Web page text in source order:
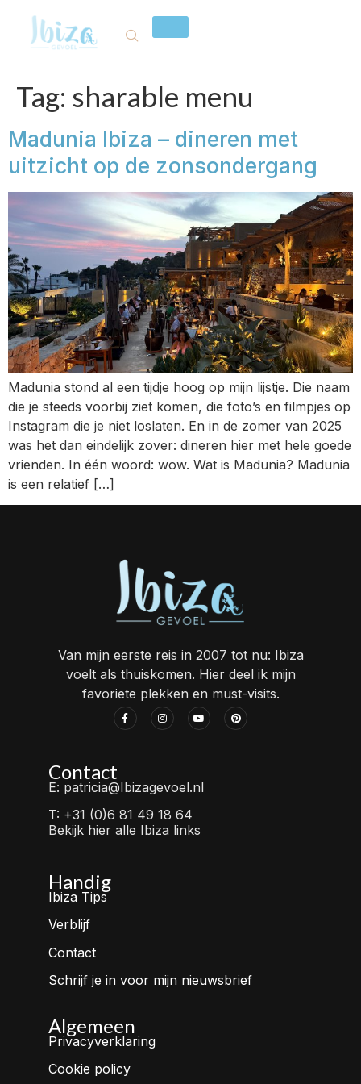
Tag: sharable menu
Madunia Ibiza – dineren met
uitzicht op de zonsondergang
Madunia stond al een tijdje hoog op mijn lijstje. Die naam
die je steeds voorbij ziet komen, die foto’s en filmpjes op
Instagram die je niet loslaten. En in de zomer van 2025
was het dan eindelijk zover: dineren hier met hele goede
vrienden. In één woord: wow. Wat is Madunia? Madunia
is een relatief […]
Van mijn eerste reis in 2007 tot nu: Ibiza
voelt als thuiskomen. Hier deel ik mijn
favoriete plekken en must-visits.
Contact
E: patricia@Ibizagevoel.nl
T: +31 (0)6 81 49 18 64
Bekijk hier alle Ibiza links
Handig
Ibiza Tips
Verblijf
Contact
Schrijf je in voor mijn nieuwsbrief
Algemeen
Privacyverklaring
Cookie policy